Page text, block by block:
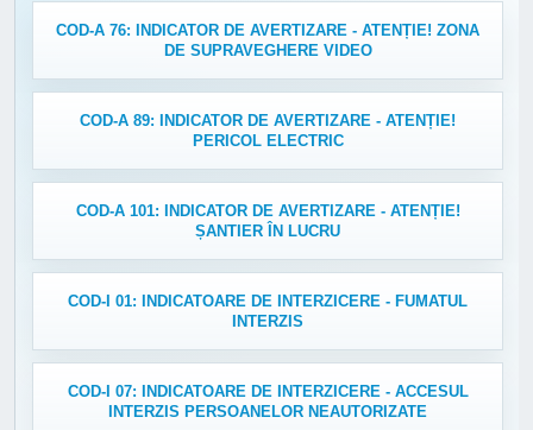
COD-A 76: INDICATOR DE AVERTIZARE - ATENȚIE! ZONA
DE SUPRAVEGHERE VIDEO
COD-A 89: INDICATOR DE AVERTIZARE - ATENȚIE!
PERICOL ELECTRIC
COD-A 101: INDICATOR DE AVERTIZARE - ATENȚIE!
ȘANTIER ÎN LUCRU
COD-I 01: INDICATOARE DE INTERZICERE - FUMATUL
INTERZIS
COD-I 07: INDICATOARE DE INTERZICERE - ACCESUL
INTERZIS PERSOANELOR NEAUTORIZATE